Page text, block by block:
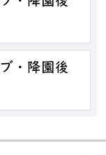
・降園後